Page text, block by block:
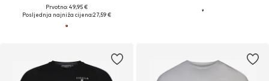
Prvotno: 49,95 €
Posljednja najniža cijena:27,59 €